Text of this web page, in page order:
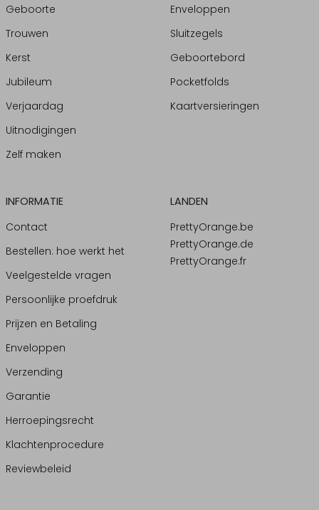
Geboorte
Trouwen
Kerst
Jubileum
Verjaardag
Uitnodigingen
Zelf maken
Enveloppen
Sluitzegels
Geboortebord
Pocketfolds
Kaartversieringen
INFORMATIE
Contact
Bestellen: hoe werkt het
Veelgestelde vragen
Persoonlijke proefdruk
Prijzen en Betaling
Enveloppen
Verzending
Garantie
Herroepingsrecht
Klachtenprocedure
Reviewbeleid
LANDEN
PrettyOrange.be
PrettyOrange.de
PrettyOrange.fr